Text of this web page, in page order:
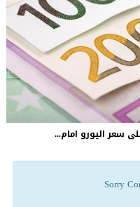
سعر اليورو امام...
Sorry